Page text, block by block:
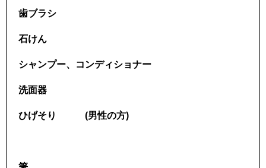
歯ブラシ
石けん
シャンプー、コンディショナー
洗面器
ひげそり (男性の方)